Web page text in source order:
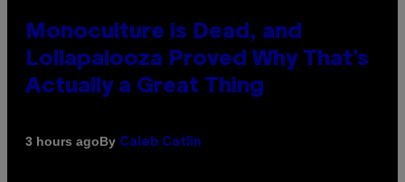
Monoculture is Dead, and
Lollapalooza Proved Why That’s
Actually a Great Thing
3 hours agoBy Caleb Catlin